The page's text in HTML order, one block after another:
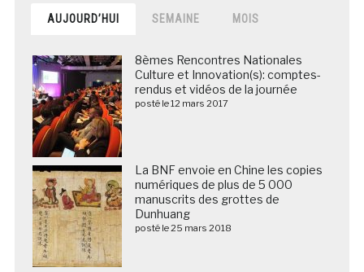
AUJOURD’HUI SEMAINE MOIS
8èmes Rencontres Nationales
Culture et Innovation(s): comptes-
rendus et vidéos de la journée
posté le 12 mars 2017
La BNF envoie en Chine les copies
numériques de plus de 5 000
manuscrits des grottes de
Dunhuang
posté le 25 mars 2018